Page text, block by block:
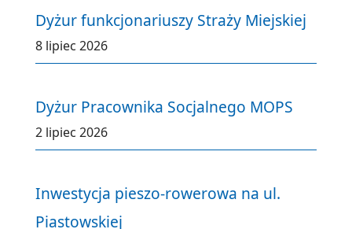
Dyżur funkcjonariuszy Straży Miejskiej
8 lipiec 2026
Dyżur Pracownika Socjalnego MOPS
2 lipiec 2026
Inwestycja pieszo-rowerowa na ul.
Piastowskiej